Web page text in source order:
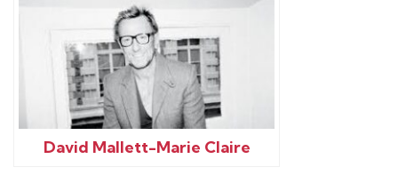
David Mallett-Marie Claire